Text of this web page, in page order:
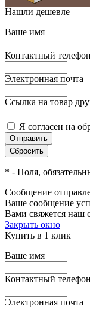
Нашли дешевле
Ваше имя
Контактный телефон
Электронная почта
Ссылка на товар
Я согласен на
* - Поля,
Сообщение
Ваше сообщение
Вами свяжется наш
Закрыть окно
Купить в 1 клик
Ваше имя
Контактный телефон
Электронная почта